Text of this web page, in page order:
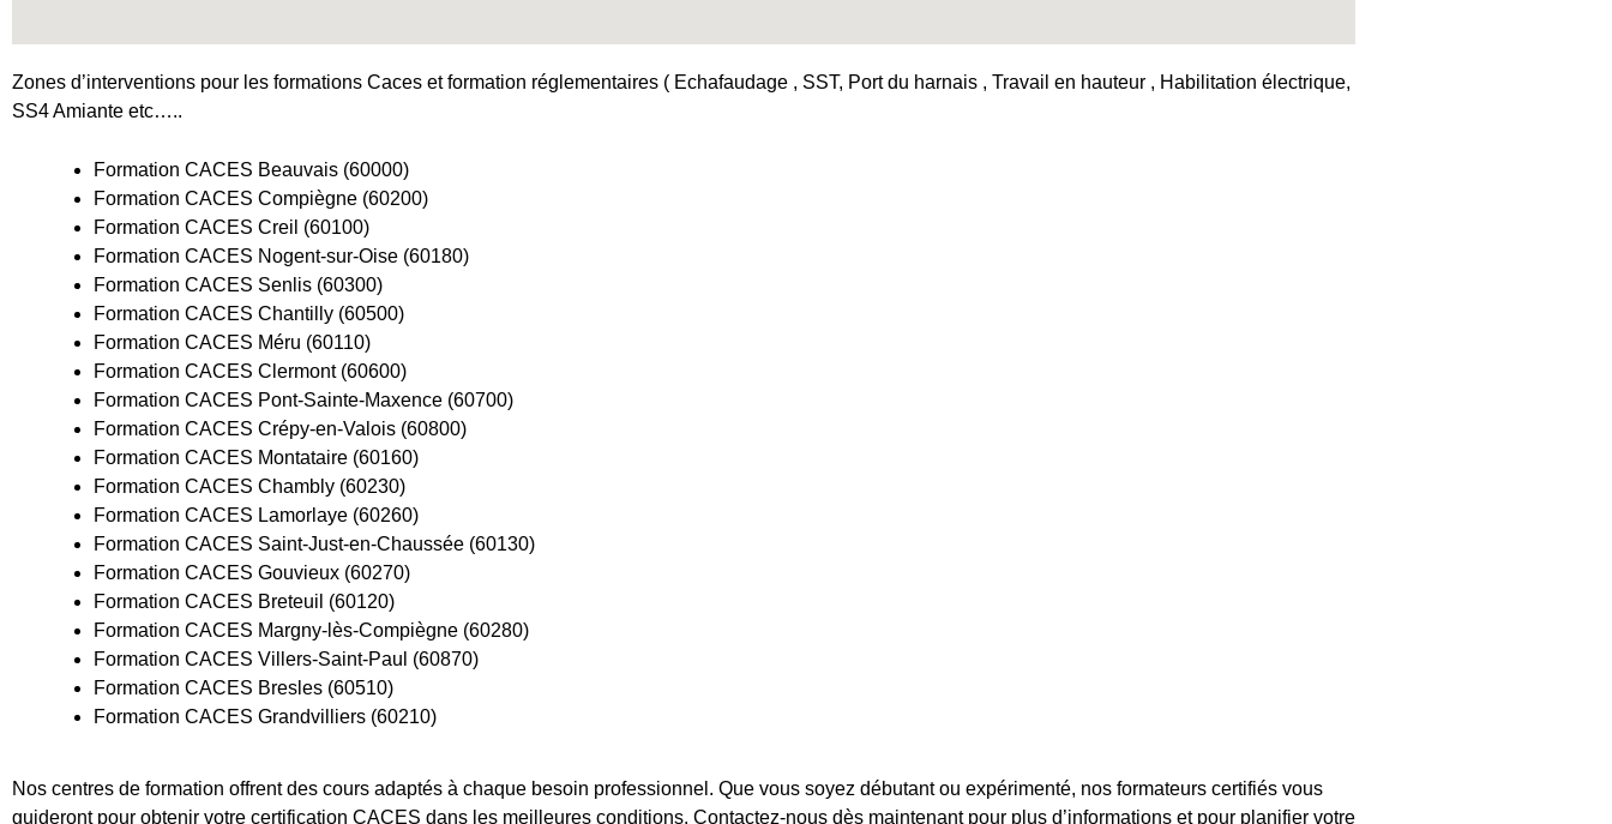
Zones d’interventions pour les formations Caces et formation réglementaires ( Echafaudage , SST, Port du harnais , Travail en hauteur , Habilitation électrique,
SS4 Amiante etc…..
Formation CACES Beauvais (60000)
Formation CACES Compiègne (60200)
Formation CACES Creil (60100)
Formation CACES Nogent-sur-Oise (60180)
Formation CACES Senlis (60300)
Formation CACES Chantilly (60500)
Formation CACES Méru (60110)
Formation CACES Clermont (60600)
Formation CACES Pont-Sainte-Maxence (60700)
Formation CACES Crépy-en-Valois (60800)
Formation CACES Montataire (60160)
Formation CACES Chambly (60230)
Formation CACES Lamorlaye (60260)
Formation CACES Saint-Just-en-Chaussée (60130)
Formation CACES Gouvieux (60270)
Formation CACES Breteuil (60120)
Formation CACES Margny-lès-Compiègne (60280)
Formation CACES Villers-Saint-Paul (60870)
Formation CACES Bresles (60510)
Formation CACES Grandvilliers (60210)
Nos centres de formation offrent des cours adaptés à chaque besoin professionnel. Que vous soyez débutant ou expérimenté, nos formateurs certifiés vous
guideront pour obtenir votre certification CACES dans les meilleures conditions. Contactez-nous dès maintenant pour plus d’informations et pour planifier votre